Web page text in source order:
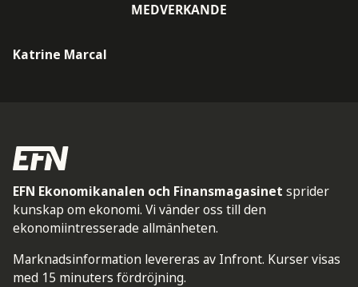
MEDVERKANDE
Katrine Marcal
EFN Ekonomikanalen och Finansmagasinet sprider
kunskap om ekonomi. Vi vänder oss till den
ekonomiintresserade allmänheten.
Marknadsinformation levereras av Infront. Kurser visas
med 15 minuters fördröjning.